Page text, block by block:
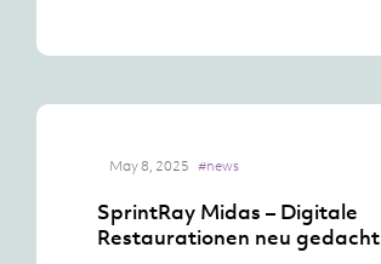
May 8, 2025 #news
SprintRay Midas – Digitale
Restaurationen neu gedacht